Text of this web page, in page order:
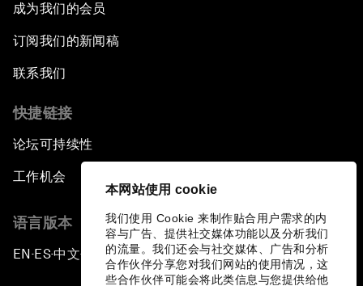
本网站使用 cookie
我们使用 Cookie 来制作贴合用户需求的内
容与广告、提供社交媒体功能以及分析我们
的流量。我们还会与社交媒体、广告和分析
合作伙伴分享您对我们网站的使用情况，这
些合作伙伴可能会将此类信息与您提供给他
成为我们的会员
订阅我们的新闻稿
联系我们
快捷链接
论坛可持续性
工作机会
语言版本
EN ▪ES▪中文▪ 日本語